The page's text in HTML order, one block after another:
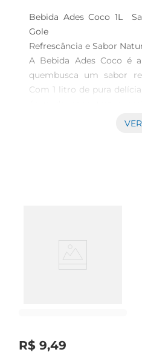
Bebida Ades Coco 1L
Gole
Refrescância e Sabor
A Bebida Ades Coco é
quembusca um sabor
Com 1 litro de pura
gole, proporcionando
de eletrólitos. Sua
recomendase mantêla
R$ 9,49